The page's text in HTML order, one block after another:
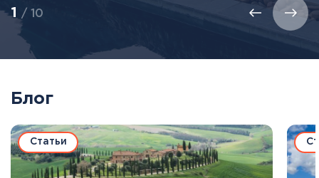
1 / 10
Блог
Статьи